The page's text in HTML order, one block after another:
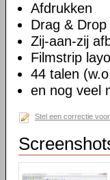
Afdrukken
Drag &
Zij-aan-zij
Filmstrip
44 talen
en nog veel
Stel een correctie voor